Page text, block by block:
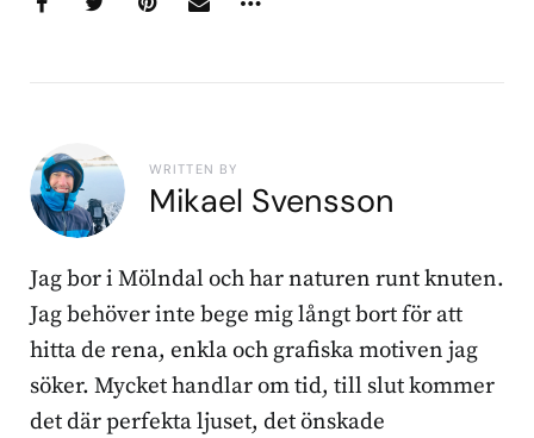
WRITTEN BY
Mikael Svensson
Jag bor i Mölndal och har naturen runt knuten.
Jag behöver inte bege mig långt bort för att
hitta de rena, enkla och grafiska motiven jag
söker. Mycket handlar om tid, till slut kommer
det där perfekta ljuset, det önskade